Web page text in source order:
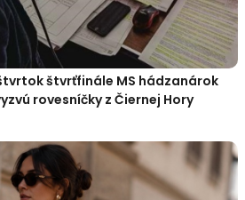
štvrťfinále MS hádzanárok
rovesníčky z Čiernej Hory